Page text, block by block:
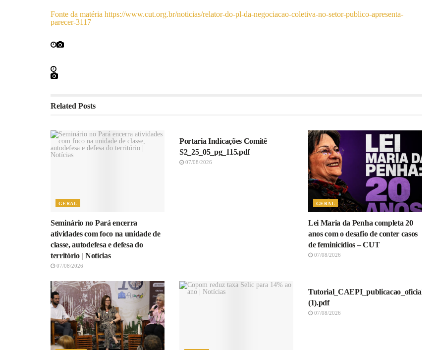
Fonte da matéria https://www.cut.org.br/noticias/relator-do-pl-da-negociacao-coletiva-no-setor-publico-apresenta-
parecer-3117
Related Posts
GERAL
Seminário no Pará encerra
atividades com foco na unidade de
classe, autodefesa e defesa do
território | Notícias
07/08/2026
Portaria Indicações Comitê
S2_25_05_pg_115.pdf
07/08/2026
GERAL
Lei Maria da Penha completa 20
anos com o desafio de conter casos
de feminicídios – CUT
07/08/2026
Tutorial_CAEPI_publicacao_oficial_vf
(1).pdf
07/08/2026